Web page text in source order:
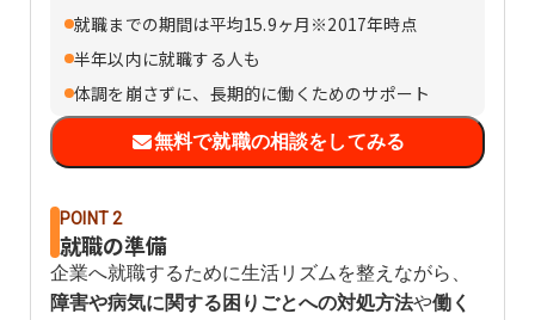
就職までの期間は平均15.9ヶ月※2017年時点
半年以内に就職する人も
体調を崩さずに、長期的に働くためのサポート
無料で就職の相談をしてみる
POINT 2
就職の準備
企業へ就職するために生活リズムを整えながら、
障害や病気に関する困りごとへの対処方法や働く